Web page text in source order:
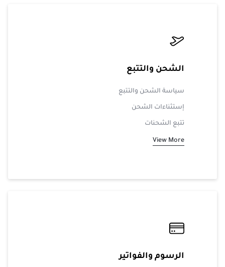
الشحن والتتبع
سياسة الشحن والتتبع
إستثناءات الشحن
تتبع الشحنات
View More
الرسوم والفواتير